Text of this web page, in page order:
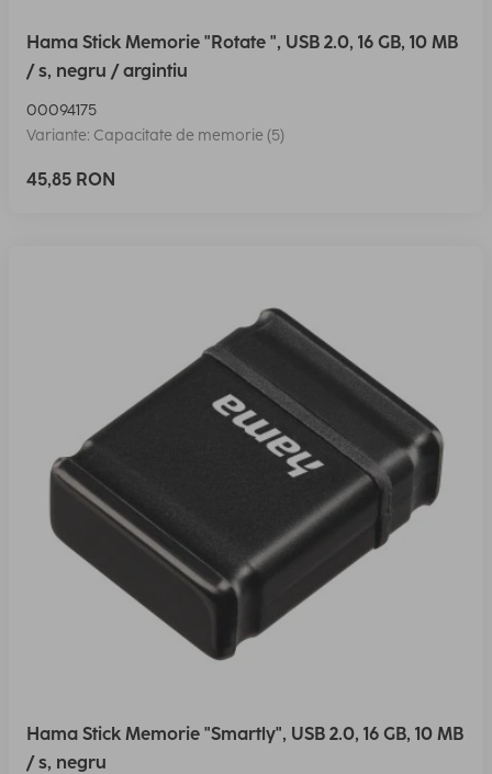
Hama Stick Memorie "Rotate ", USB 2.0, 16 GB, 10 MB
/ s, negru / argintiu
00094175
Variante: Capacitate de memorie (5)
45,85 RON
Hama Stick Memorie "Smartly", USB 2.0, 16 GB, 10 MB
/ s, negru